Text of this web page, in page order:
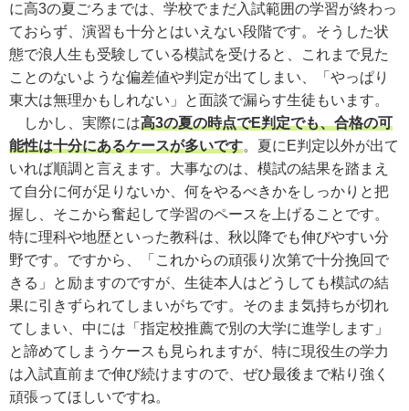
に高3の夏ごろまでは、学校でまだ入試範囲の学習が終わっ
ておらず、演習も十分とはいえない段階です。そうした状
態で浪人生も受験している模試を受けると、これまで見た
ことのないような偏差値や判定が出てしまい、「やっぱり
東大は無理かもしれない」と面談で漏らす生徒もいます。
しかし、実際には高3の夏の時点でE判定でも、合格の可
能性は十分にあるケースが多いです。夏にE判定以外が出て
いれば順調と言えます。大事なのは、模試の結果を踏まえ
て自分に何が足りないか、何をやるべきかをしっかりと把
握し、そこから奮起して学習のペースを上げることです。
特に理科や地歴といった教科は、秋以降でも伸びやすい分
野です。ですから、「これからの頑張り次第で十分挽回で
きる」と励ますのですが、生徒本人はどうしても模試の結
果に引きずられてしまいがちです。そのまま気持ちが切れ
てしまい、中には「指定校推薦で別の大学に進学します」
と諦めてしまうケースも見られますが、特に現役生の学力
は入試直前まで伸び続けますので、ぜひ最後まで粘り強く
頑張ってほしいですね。